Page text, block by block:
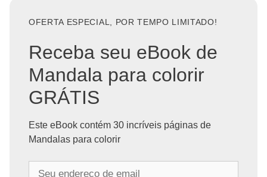
OFERTA ESPECIAL, POR TEMPO LIMITADO!
Receba seu eBook de
Mandala para colorir
GRÁTIS
Este eBook contém 30 incríveis páginas de
Mandalas para colorir